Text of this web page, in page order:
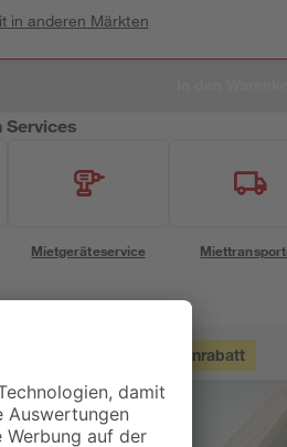
in anderen Märkten
Services
Mietgeräteservice
Mengenrabatt